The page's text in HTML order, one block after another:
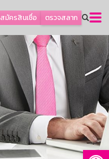
สมัครสินเชื่อ ตรวจสลาก